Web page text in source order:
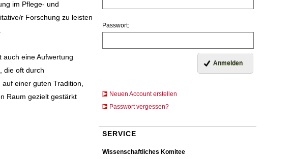
Passwort:
Neuen Account erstellen
Passwort vergessen?
SERVICE
Wissenschaftliches Komitee
im Pflege- und
r Forschung zu leisten
eine Aufwertung
die oft durch
einer guten Tradition,
Raum gezielt gestärkt